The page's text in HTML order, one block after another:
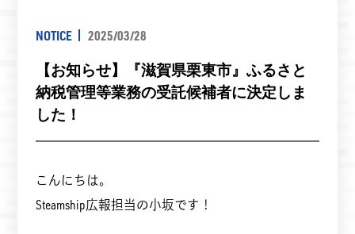
NOTICE 2025/03/28
【お知らせ】『滋賀県栗東市』ふるさと
納税管理等業務の受託候補者に決定しま
した！
こんにちは。
Steamship広報担当の小坂です！